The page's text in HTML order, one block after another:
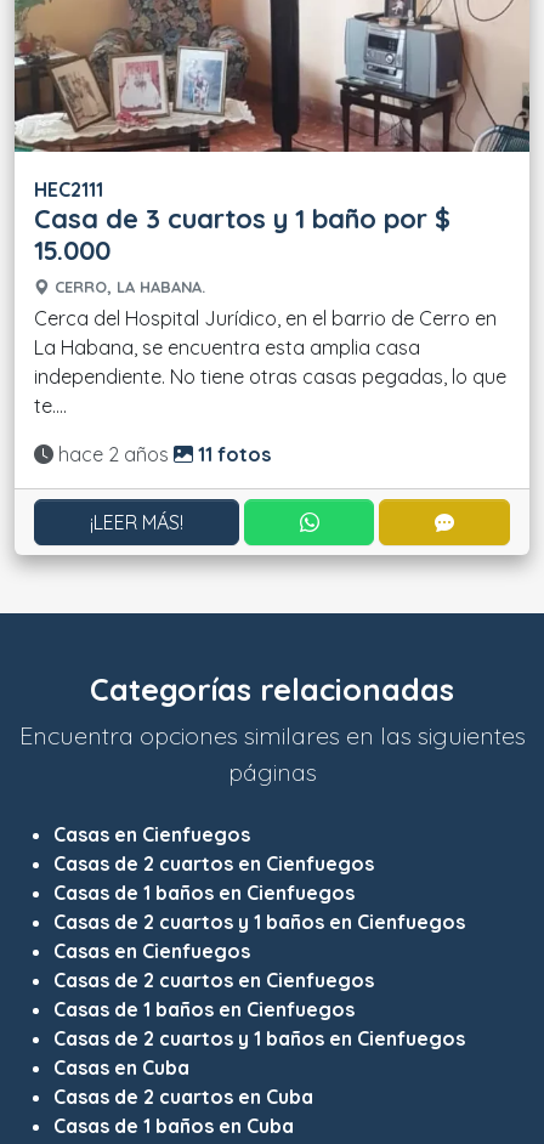
HEC2111
Casa de 3 cuartos y 1 baño por $
15.000
CERRO, LA HABANA.
Cerca del Hospital Jurídico, en el barrio de Cerro en
La Habana, se encuentra esta amplia casa
independiente. No tiene otras casas pegadas, lo que
te....
Actualizado:
hace 2 años 11 fotos
¡LEER MÁS! CONTACTAR POR
Categorías relacionadas
Encuentra opciones similares en las siguientes
páginas
Casas en Cienfuegos
Casas de 2 cuartos en Cienfuegos
Casas de 1 baños en Cienfuegos
Casas de 2 cuartos y 1 baños en Cienfuegos
Casas en Cienfuegos
Casas de 2 cuartos en Cienfuegos
Casas de 1 baños en Cienfuegos
Casas de 2 cuartos y 1 baños en Cienfuegos
Casas en Cuba
Casas de 2 cuartos en Cuba
Casas de 1 baños en Cuba